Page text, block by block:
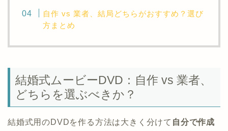
自作 vs 業者、結局どちらがおすすめ？選び
方まとめ
結婚式ムービーDVD：自作 vs 業者、
どちらを選ぶべきか？
結婚式用のDVDを作る方法は大きく分けて 自分で作成